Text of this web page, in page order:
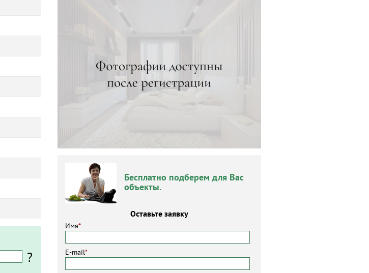
Бесплатно подберем для Вас
объекты.
Оставьте заявку
Имя*
E-mail*
?